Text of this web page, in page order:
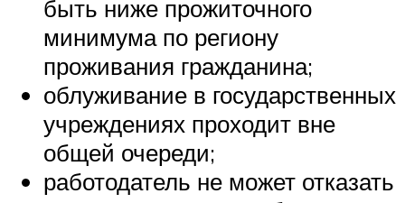
быть ниже прожиточного
минимума по региону
проживания гражданина;
облуживание в государственных
учреждениях проходит вне
общей очереди;
работодатель не может отказать